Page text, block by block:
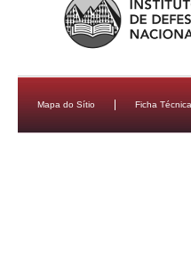
Mapa do Sítio Ficha Técnica